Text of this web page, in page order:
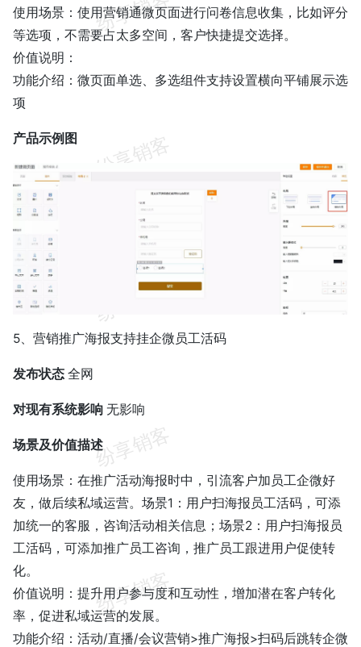
使用场景：使用营销通微页面进行问卷信息收集，比如评分
等选项，不需要占太多空间，客户快捷提交选择。
价值说明：
功能介绍：微页面单选、多选组件支持设置横向平铺展示选
项
产品示例图
5、营销推广海报支持挂企微员工活码
发布状态 全网
对现有系统影响 无影响
场景及价值描述
使用场景：在推广活动海报时中，引流客户加员工企微好
友，做后续私域运营。场景1：用户扫海报员工活码，可添
加统一的客服，咨询活动相关信息；场景2：用户扫海报员
工活码，可添加推广员工咨询，推广员工跟进用户促使转
化。
价值说明：提升用户参与度和互动性，增加潜在客户转化
率，促进私域运营的发展。
功能介绍：活动/直播/会议营销>推广海报>扫码后跳转企微